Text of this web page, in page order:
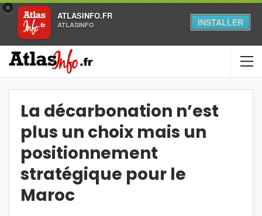
×
ATLASINFO.FR
ATLASINFO INSTALLER
La décarbonation n’est
plus un choix mais un
positionnement
stratégique pour le
Maroc